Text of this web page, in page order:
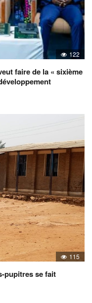
122
faire de la « sixième
115
pupitres se fait